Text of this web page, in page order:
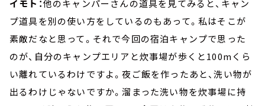
イモト：他のキャンパーさんの道具を見てみると、キャン
プ道具を別の使い方をしているのもあって。私はそこが
素敵だなと思って。それで今回の宿泊キャンプで思った
のが、自分のキャンプエリアと炊事場が歩くと100mくら
い離れているわけですよ。夜ご飯を作ったあと、洗い物が
出るわけじゃないですか。溜まった洗い物を炊事場に持